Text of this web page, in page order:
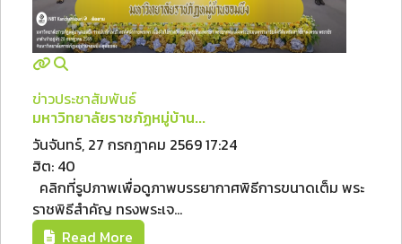
ข่าวประชาสัมพันธ์
มหาวิทยาลัยราชภัฏหมู่บ้าน...
วันจันทร์, 27 กรกฎาคม 2569 17:24
ฮิต: 40
คลิกที่รูปภาพเพื่อดูภาพบรรยากาศพิธีการขนาดเต็ม พระ
ราชพิธีสำคัญ ทรงพระเจ...
Read More